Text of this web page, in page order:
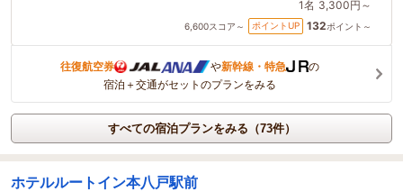
1名 3,300円～
6,600スコア～ ポイントUP 132ポイント～
往復航空券 や新幹線・特急
の
宿泊＋交通がセットのプランをみる
すべての宿泊プランをみる（73件）
ホテルルートイン本八戸駅前